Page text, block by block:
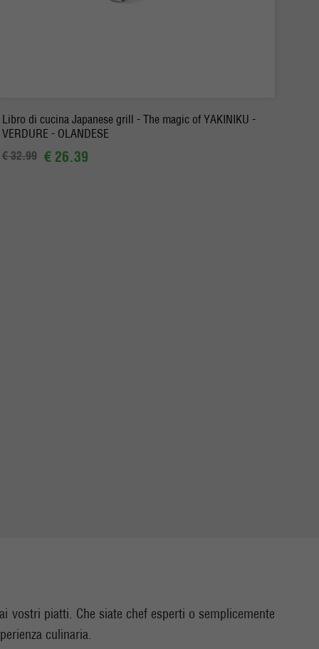
Libro di cucina Japanese grill - The magic of YAKINIKU -
VERDURE - OLANDESE
€ 32.99 € 26.39
vostri piatti. Che siate chef esperti o semplicemente
culinaria.